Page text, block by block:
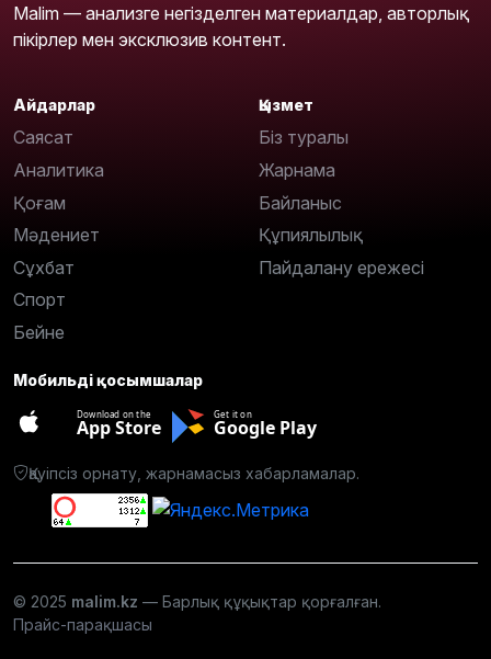
Malim — анализге негізделген материалдар, авторлық
пікірлер мен эксклюзив контент.
Айдарлар
Саясат
Аналитика
Қоғам
Мәдениет
Сұхбат
Спорт
Бейне
Қызмет
Біз туралы
Жарнама
Байланыс
Құпиялылық
Пайдалану ережесі
Мобильді қосымшалар
Download on the
App Store
Get it on
Google Play
Қауіпсіз орнату, жарнамасыз хабарламалар.
© 2025 malim.kz — Барлық құқықтар қорғалған.
Прайс-парақшасы